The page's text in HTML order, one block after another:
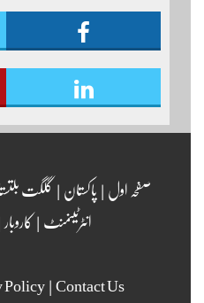
صفحہ اول|پاکستان|گلگت
انٹرٹینمنٹ|کاروبار
|Contact Us